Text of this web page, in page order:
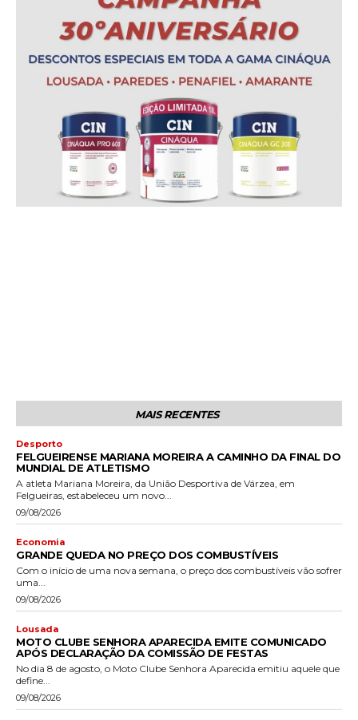
MAIS RECENTES
Desporto
FELGUEIRENSE MARIANA MOREIRA A CAMINHO DA FINAL DO
MUNDIAL DE ATLETISMO
A atleta Mariana Moreira, da União Desportiva de Várzea, em
Felgueiras, estabeleceu um novo...
09/08/2026
Economia
GRANDE QUEDA NO PREÇO DOS COMBUSTÍVEIS
Com o início de uma nova semana, o preço dos combustíveis vão sofrer
uma...
09/08/2026
Lousada
MOTO CLUBE SENHORA APARECIDA EMITE COMUNICADO
APÓS DECLARAÇÃO DA COMISSÃO DE FESTAS
No dia 8 de agosto, o Moto Clube Senhora Aparecida emitiu aquele que
define...
09/08/2026